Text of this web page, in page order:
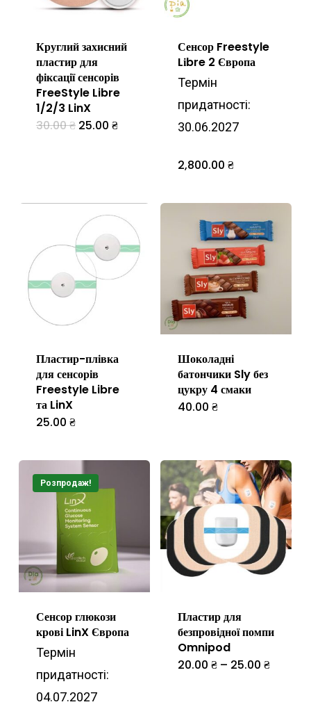
вибрати
сторінці
товару
товару
Круглий захисний
пластир для
фіксації сенсорів
FreeStyle Libre
1/2/3 LinX
30.00₴ Оригінальна
25.00 ₴Поточна
Цей
варіантів.
Параметри
можна
вибрати
Сенсор Freestyle
Lіbre 2 Європа
Термін
придатності:
30.06.2027
2,800.00₴
Пластир-плівка
для сенсорів
Freestyle Libre
та LinX
25.00 ₴
кілька
Параметри
можна
вибрати
сторінці
Шоколадні
батончики Sly без
цукру 4 смаки
40.00₴
кілька
варіантів.
можна
вибрати
товару
Розпродаж!
Сенсор глюкози
крові LinX Європа
Термін
придатності:
04.07.2027
Пластир для
безпровідної помпи
Omnipod
20.00₴ – 25.00₴
Цей